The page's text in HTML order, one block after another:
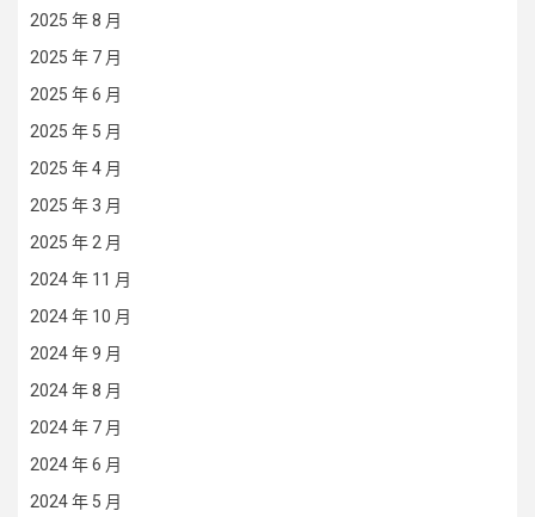
2025 年 8 月
2025 年 7 月
2025 年 6 月
2025 年 5 月
2025 年 4 月
2025 年 3 月
2025 年 2 月
2024 年 11 月
2024 年 10 月
2024 年 9 月
2024 年 8 月
2024 年 7 月
2024 年 6 月
2024 年 5 月